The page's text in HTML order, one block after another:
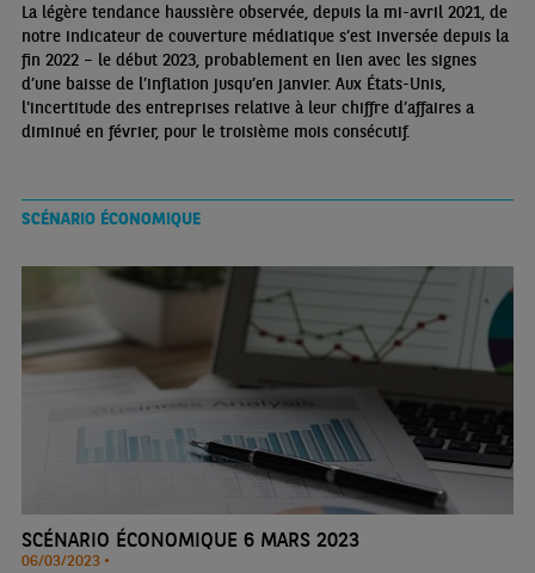
La légère tendance haussière observée, depuis la mi-avril 2021, de
notre indicateur de couverture médiatique s’est inversée depuis la
fin 2022 – le début 2023, probablement en lien avec les signes
d’une baisse de l’inflation jusqu’en janvier. Aux États-Unis,
l'incertitude des entreprises relative à leur chiffre d’affaires a
diminué en février, pour le troisième mois consécutif.
SCÉNARIO ÉCONOMIQUE
SCÉNARIO ÉCONOMIQUE 6 MARS 2023
06/03/2023 •